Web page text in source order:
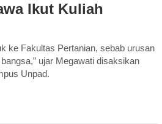
Ikut Kuliah
ke Fakultas Pertanian, sebab urusan
ujar Megawati disaksikan
Unpad.